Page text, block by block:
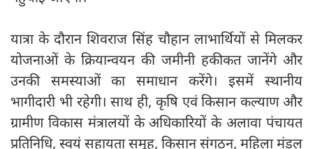
यात्रा के दौरान शिवराज सिंह चौहान लाभार्थियों से मिलकर
योजनाओं के क्रियान्वयन की जमीनी हकीकत जानेंगे और
उनकी समस्याओं का समाधान करेंगे। इसमें स्थानीय
भागीदारी भी रहेगी। साथ ही, कृषि एवं किसान कल्याण और
ग्रामीण विकास मंत्रालयों के अधिकारियों के अलावा पंचायत
प्रतिनिधि, स्वयं सहायता समूह, किसान संगठन, महिला मंडल